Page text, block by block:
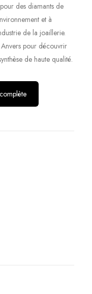
des diamants de
et à
de la joaillerie.
Anvers pour découvrir
de haute qualité.